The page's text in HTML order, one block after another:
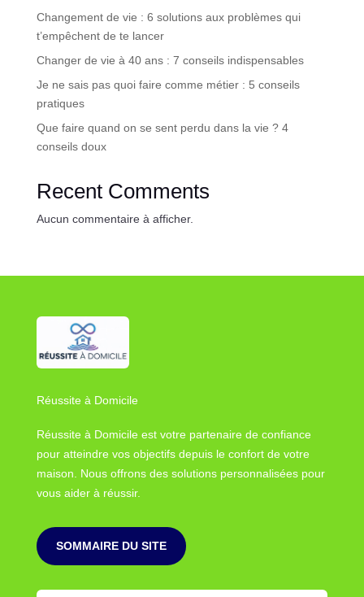
Changement de vie : 6 solutions aux problèmes qui
t’empêchent de te lancer
Changer de vie à 40 ans : 7 conseils indispensables
Je ne sais pas quoi faire comme métier : 5 conseils
pratiques
Que faire quand on se sent perdu dans la vie ? 4
conseils doux
Recent Comments
Aucun commentaire à afficher.
Réussite à Domicile
Réussite à Domicile est votre partenaire de confiance
pour atteindre vos objectifs depuis le confort de votre
maison. Nous offrons des solutions personnalisées pour
vous aider à réussir.
SOMMAIRE DU SITE